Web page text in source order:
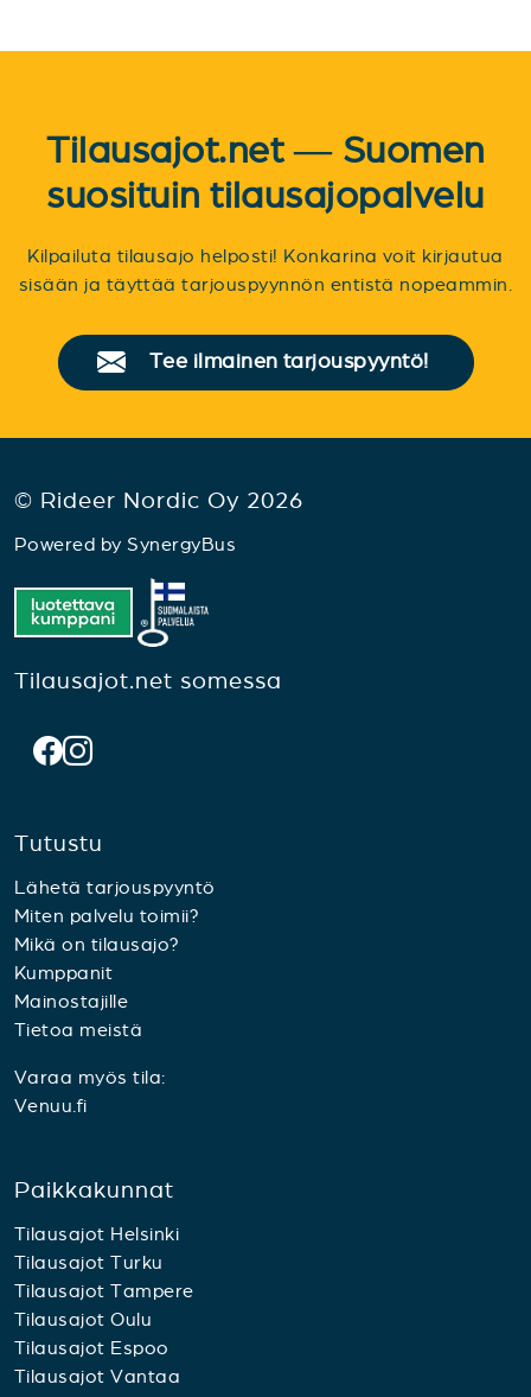
Tilausajot.net — Suomen
suosituin tilausajopalvelu
Kilpailuta tilausajo helposti! Konkarina voit kirjautua
sisään ja täyttää tarjouspyynnön entistä nopeammin.
Tee ilmainen tarjouspyyntö!
© Rideer Nordic Oy 2026
Powered by SynergyBus
Tilausajot.net somessa
Tutustu
Lähetä tarjouspyyntö
Miten palvelu toimii?
Mikä on tilausajo?
Kumppanit
Mainostajille
Tietoa meistä
Varaa myös tila:
Venuu.fi
Paikkakunnat
Tilausajot Helsinki
Tilausajot Turku
Tilausajot Tampere
Tilausajot Oulu
Tilausajot Espoo
Tilausajot Vantaa